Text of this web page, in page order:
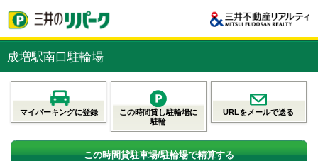
成増駅南口駐輪場
マイパーキングに登録
この時間貸し駐輪場に
駐輪
URLをメールで送る
この時間貸駐車場/駐輪場で精算する